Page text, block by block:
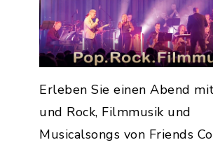
Erleben Sie einen Abend
und Rock, Filmmusik und
Musicalsongs von Friends